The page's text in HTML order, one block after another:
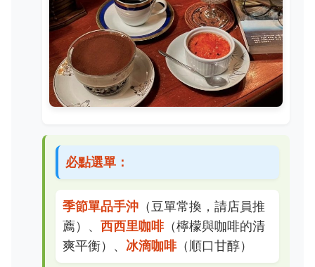
必點選單：
季節單品手沖 （豆單常換，請店員推
薦）、 西西里咖啡（檸檬與咖啡的清
爽平衡）、 冰滴咖啡（順口甘醇）